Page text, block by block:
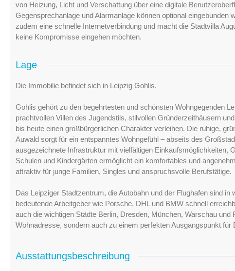
von Heizung, Licht und Verschattung über eine digitale
Gegensprechanlage und Alarmanlage können optional
zudem eine schnelle Internetverbindung und macht die Stadtvilla
keine Kompromisse eingehen möchten.
Lage
Die Immobilie befindet sich in Leipzig Gohlis.
Gohlis gehört zu den begehrtesten und schönsten Wohngegenden
prachtvollen Villen des Jugendstils, stilvollen Gründerzeithäusern
bis heute einen großbürgerlichen Charakter verleihen. Die ruhige,
Auwald sorgt für ein entspanntes Wohngefühl – abseits des
ausgezeichnete Infrastruktur mit vielfältigen Einkaufsmöglichkeiten,
Schulen und Kindergärten ermöglicht ein komfortables und
attraktiv für junge Familien, Singles und anspruchsvolle Berufstätige.
Das Leipziger Stadtzentrum, die Autobahn und der Flughafen sind
bedeutende Arbeitgeber wie Porsche, DHL und BMW schnell
auch die wichtigen Städte Berlin, Dresden, München, Warschau
Wohnadresse, sondern auch zu einem perfekten Ausgangspunkt für
Ausstattungsbeschreibung